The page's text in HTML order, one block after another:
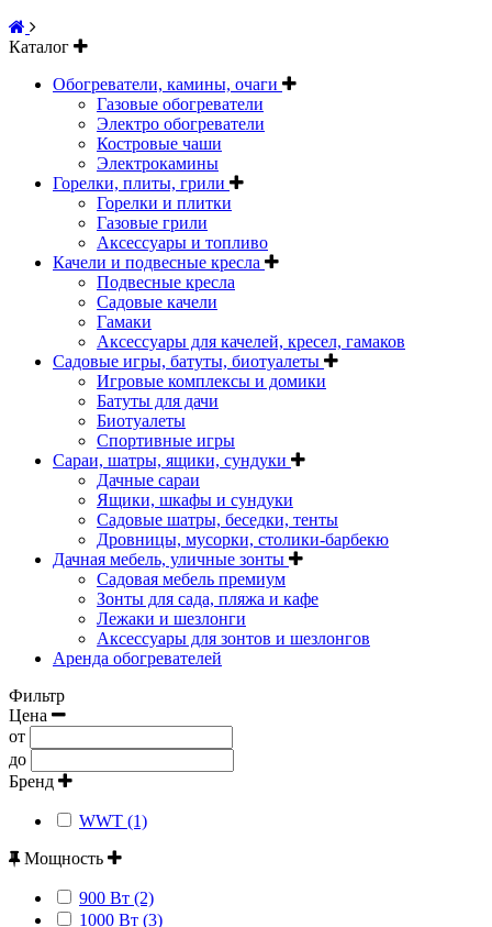
Каталог
Обогреватели, камины, очаги
Газовые обогреватели
Электро обогреватели
Костровые чаши
Электрокамины
Горелки, плиты, грили
Горелки и плитки
Газовые грили
Аксессуары и топливо
Качели и подвесные кресла
Подвесные кресла
Садовые качели
Гамаки
Аксессуары для качелей, кресел, гамаков
Садовые игры, батуты, биотуалеты
Игровые комплексы и домики
Батуты для дачи
Биотуалеты
Спортивные игры
Сараи, шатры, ящики, сундуки
Дачные сараи
Ящики, шкафы и сундуки
Садовые шатры, беседки, тенты
Дровницы, мусорки, столики-барбекю
Дачная мебель, уличные зонты
Садовая мебель премиум
Зонты для сада, пляжа и кафе
Лежаки и шезлонги
Аксессуары для зонтов и шезлонгов
Аренда обогревателей
Фильтр
Цена
от
до
Бренд
WWT (1)
Мощность
900 Вт (2)
1000 Вт (3)